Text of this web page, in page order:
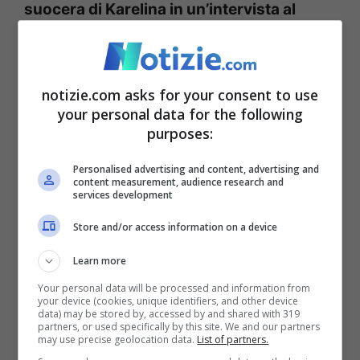
suocera di Karelina in un’intervista al
“New York Post”. “Ksenia non farebbe mai
del male a una mosca, tanto meno
commetterebbe atti criminali.Siamo molto
preoccupati, soprattutto ora che vediamo
Alexei Navalny. Sua madre e suo padre
hanno divorziato di recente, quindi voleva
rivedere la sua famiglia”, ha continuato.
linea di principio, a quest’ora avrebbe
dovuto essere a casa. Certamente non mi
sorprenderei se Ksenia avesse donato
notizie.com asks for your consent to use
your personal data for the following
purposes:
Personalised advertising and content, advertising and
content measurement, audience research and
services development
Store and/or access information on a device
Learn more
Your personal data will be processed and information from
your device (cookies, unique identifiers, and other device
data) may be stored by, accessed by and shared with 319
partners, or used specifically by this site. We and our partners
may use precise geolocation data. List of partners.